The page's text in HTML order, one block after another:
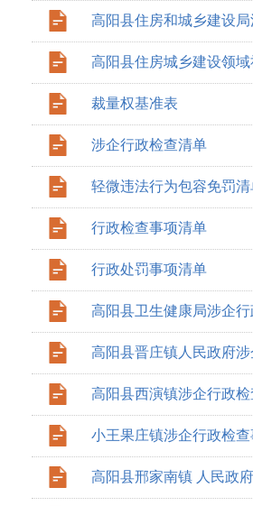
高阳县住房和城乡建设
高阳县住房城乡建设领
裁量权基准表
涉企行政检查清单
轻微违法行为包容免罚清
行政检查事项清单
行政处罚事项清单
高阳县卫生健康局涉企
高阳县晋庄镇人民政府
高阳县西演镇涉企行政
小王果庄镇涉企行政检
高阳县邢家南镇 人民政